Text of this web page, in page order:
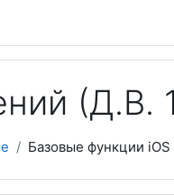
(Д.В.
Базовые функции iOS